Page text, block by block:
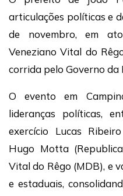
articulações políticas e
de novembro, em
Veneziano Vital do
corrida pelo Governo da
O evento em
lideranças políticas,
exercício Lucas
Hugo Motta
Vital do Rêgo (MDB), e
e estaduais,